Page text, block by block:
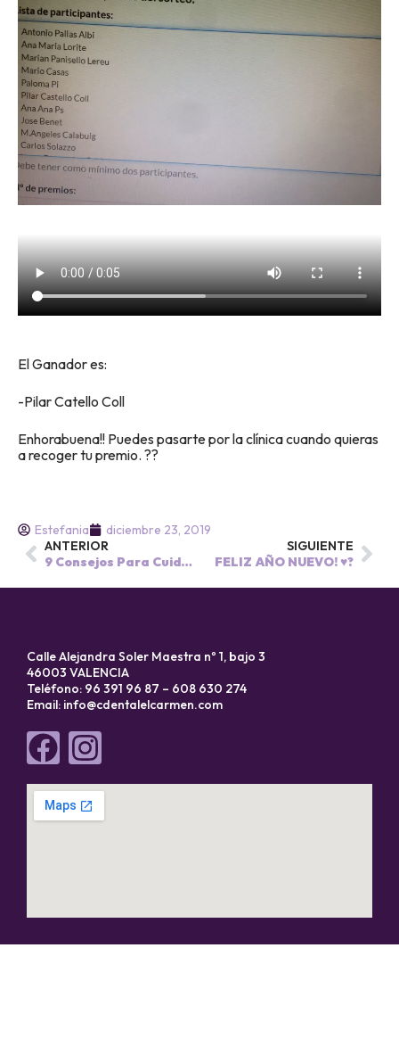
El Ganador es:
-Pilar Catello Coll
Enhorabuena!! Puedes pasarte por la clínica cuando quieras
a recoger tu premio. ??
Estefania
diciembre 23, 2019
ANTERIOR
9 Consejos Para Cuidar tu Salud Bucodental en Navidad.??
SIGUIENTE
FELIZ AÑO NUEVO! ♥?
Calle Alejandra Soler Maestra nº 1, bajo 3
46003 VALENCIA
Teléfono: 96 391 96 87 – 608 630 274
Email: info@cdentalelcarmen.com